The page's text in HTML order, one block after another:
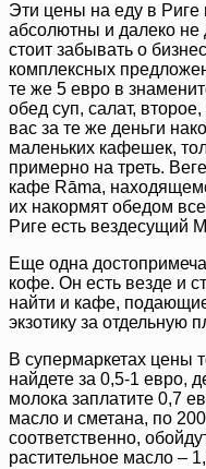
Эти цены на еду в Риге
абсолютны и далеко
стоит забывать о
комплексных
те же 5 евро в
обед суп, салат,
вас за те же деньги
маленьких кафешек,
примерно на треть.
кафе Rāma,
их накормят обедом
Риге есть вездесущий
Еще одна
кофе. Он есть везде и
найти и кафе,
экзотику за отдельную
В супермаркетах цены
найдете за 0,5-1 евро,
молока заплатите 0,7
масло и сметана, по
соответственно,
растительное масло –